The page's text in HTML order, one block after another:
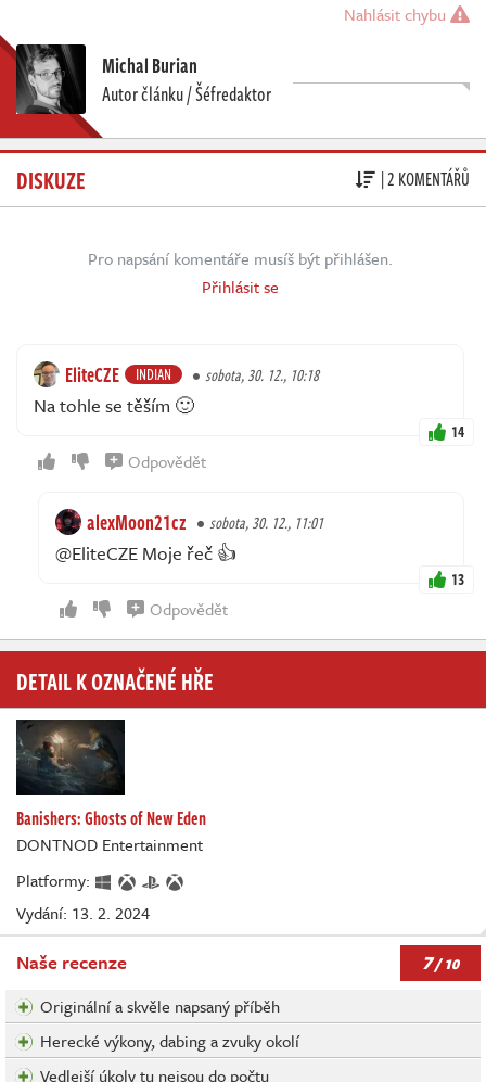
Nahlásit chybu
Michal Burian
Autor článku / Šéfredaktor
DISKUZE | 2 KOMENTÁŘŮ
Pro napsání komentáře musíš být přihlášen.
Přihlásit se
EliteCZE INDIAN sobota, 30. 12., 10:18
Na tohle se těším 🙂
14
Odpovědět
alexMoon21cz sobota, 30. 12., 11:01
@EliteCZE Moje řeč 👍
13
Odpovědět
DETAIL K OZNAČENÉ HŘE
Banishers: Ghosts of New Eden
DONTNOD Entertainment
Platformy:
Vydání: 13. 2. 2024
Naše recenze 7/ 10
Originální a skvěle napsaný příběh
Herecké výkony, dabing a zvuky okolí
Vedlejší úkoly tu nejsou do počtu